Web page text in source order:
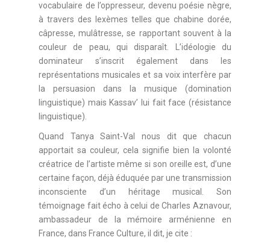
vocabulaire de l’oppresseur, devenu poésie nègre,
à travers des lexèmes telles que chabine dorée,
câpresse, mulâtresse, se rapportant souvent à la
couleur de peau, qui disparaît. L’idéologie du
dominateur s’inscrit également dans les
représentations musicales et sa voix interfère par
la persuasion dans la musique (domination
linguistique) mais Kassav’ lui fait face (résistance
linguistique).
Quand Tanya Saint-Val nous dit que chacun
apportait sa couleur, cela signifie bien la volonté
créatrice de l’artiste même si son oreille est, d’une
certaine façon, déjà éduquée par une transmission
inconsciente d’un héritage musical. Son
témoignage fait écho à celui de Charles Aznavour,
ambassadeur de la mémoire arménienne en
France, dans France Culture, il dit, je cite :